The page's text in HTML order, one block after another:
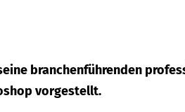
branchenführenden
vorgestellt.